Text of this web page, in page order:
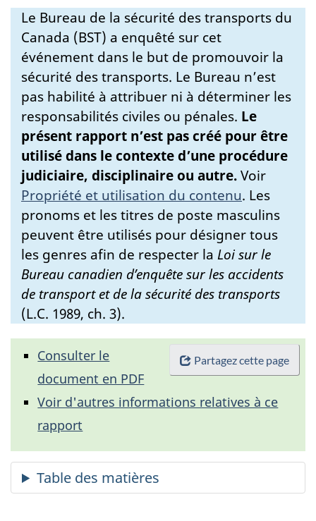
Le Bureau de la sécurité des transports du
Canada (BST) a enquêté sur cet
événement dans le but de promouvoir la
sécurité des transports. Le Bureau n’est
pas habilité à attribuer ni à déterminer les
responsabilités civiles ou pénales. Le
présent rapport n’est pas créé pour être
utilisé dans le contexte d’une procédure
judiciaire, disciplinaire ou autre.Voir
Propriété et utilisation du contenu. Les
pronoms et les titres de poste masculins
peuvent être utilisés pour désigner tous
les genres afin de respecter la Loi sur le
Bureau canadien d’enquête sur les accidents
de transport et de la sécurité des transports
(L.C. 1989, ch. 3).
Partagez cette page
Consulter le
document en PDF
Voir d'autres informations relatives à ce
rapport